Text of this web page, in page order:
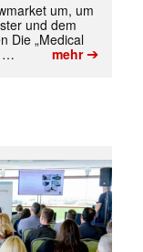
✕
um, um
und dem
Die „Medical
…
mehr➔